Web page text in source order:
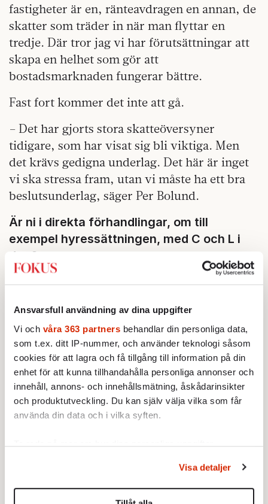
Ansvarsfull användning av dina uppgifter
Vi och våra 363 partners behandlar din personliga data,
som t.ex. ditt IP-nummer, och använder teknologi såsom
cookies för att lagra och få tillgång till information på din
enhet för att kunna tillhandahålla personliga annonser och
innehåll, annons- och innehållsmätning, åskådarinsikter
och produktutveckling. Du kan själv välja vilka som får
använda din data och i vilka syften.
Ta reda på mer om hur dina personliga uppgifter
Du kan ändra eller dra tillbaka ditt samtycke när som
helst från cookie-förklaringen.
Visa detaljer
fastigheter är en, ränteavdragen en annan, de
skatter som träder in när man flyttar en
tredje. Där tror jag vi har förutsättningar att
skapa en helhet som gör att
bostadsmarknaden fungerar bättre.
Fast fort kommer det inte att gå.
– Det har gjorts stora skatteöversyner
tidigare, som har visat sig bli viktiga. Men
det krävs gedigna underlag. Det här är inget
vi ska stressa fram, utan vi måste ha ett bra
beslutsunderlag, säger Per Bolund.
Är ni i direkta förhandlingar, om till
exempel hyressättningen, med C och L i
dag?
– Vi jobbar varje dag med delarna i
inte i min portfölj, den finns hos Morgan
Johansson i justitiedepartementet. Där ska
det tillsättas en utredning om ett friare
hyressättningssystem i nyproduktion.
Sveriges Byggindustrier räknar med att
byggandet går ner med 40 procent 2019
jämfört med 2017. I dag varslar både
Finns det behov av fler åtgärder än